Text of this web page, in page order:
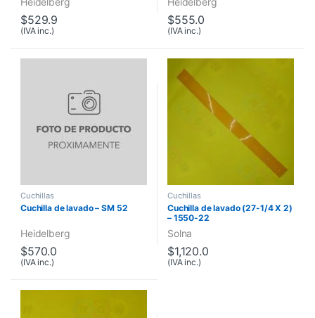
$529.9
(IVA inc.)
$555.0
(IVA inc.)
Cuchillas
Cuchilla de lavado – SM 52
Heidelberg
$570.0
(IVA inc.)
Cuchillas
Cuchilla de lavado (27-1/4 X 2)
– 1550-22
Solna
$1,120.0
(IVA inc.)